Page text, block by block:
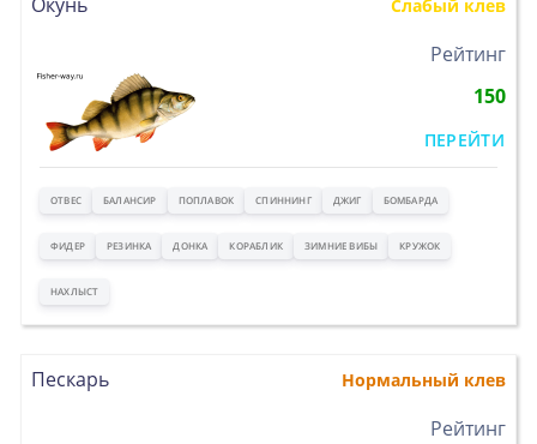
Слабый клев
Рейтинг
150
ПЕРЕЙТИ
ОТВЕС БАЛАНСИР ПОПЛАВОК СПИННИНГ ДЖИГ БОМБАРДА
ФИДЕР РЕЗИНКА ДОНКА КОРАБЛИК ЗИМНИЕ ВИБЫ КРУЖОК
НАХЛЫСТ
Пескарь Нормальный клев
Рейтинг